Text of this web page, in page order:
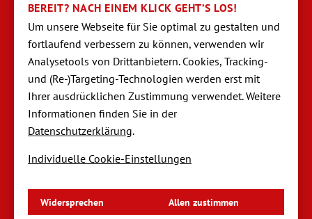
Büro Stendal
Westwall 18
39576 Stendal
03931 520944-0
stendal@dornseifer-personal.de
Datenschutzeinstellungen
BEREIT? NACH EINEM KLICK GEHT’S LOS!
Um unsere Webseite für Sie optimal zu gestalten und
fortlaufend verbessern zu können, verwen­den wir
Analysetools von Dritt­anbietern. Cookies, Tracking-
und (Re-)Targeting-Techno­logien werden erst mit
Ihrer ausdrücklichen Zustimmung verwendet. Weitere
Informationen finden Sie in der
Datenschutzerklärung.
Individuelle Cookie-Einstellungen
Widersprechen Allen zustimmen